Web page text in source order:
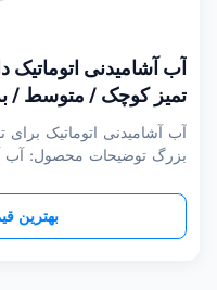
آب آشامیدنی اتوماتیک
تمیز کوچک / متوسط /
آب آشامیدنی اتوماتیک
بزرگ توضیحات محصول: آب
آشامیدنی خوک خود را پر
دردسر برای تامین آب تمیز
بهترین